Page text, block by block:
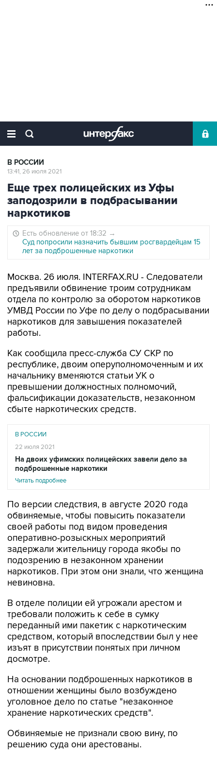
В РОССИИ
13:41, 26 июля 2021
Еще трех полицейских из Уфы
заподозрили в подбрасывании
наркотиков
Есть обновление от 18:32 →
Суд попросили назначить бывшим росгвардейцам 15
лет за подброшенные наркотики
Москва. 26 июля. INTERFAX.RU - Следователи
предъявили обвинение троим сотрудникам
отдела по контролю за оборотом наркотиков
УМВД России по Уфе по делу о подбрасывании
наркотиков для завышения показателей
работы.
Как сообщила пресс-служба СУ СКР по
республике, двоим оперуполномоченным и их
начальнику вменяются статьи УК о
превышении должностных полномочий,
фальсификации доказательств, незаконном
сбыте наркотических средств.
В РОССИИ
22 июля 2021
На двоих уфимских полицейских завели дело за
подброшенные наркотики
Читать подробнее
По версии следствия, в августе 2020 года
обвиняемые, чтобы повысить показатели
своей работы под видом проведения
оперативно-розыскных мероприятий
задержали жительницу города якобы по
подозрению в незаконном хранении
наркотиков. При этом они знали, что женщина
невиновна.
В отделе полиции ей угрожали арестом и
требовали положить к себе в сумку
переданный ими пакетик с наркотическим
средством, который впоследствии был у нее
изъят в присутствии понятых при личном
досмотре.
На основании подброшенных наркотиков в
отношении женщины было возбуждено
уголовное дело по статье "незаконное
хранение наркотических средств".
Обвиняемые не признали свою вину, по
решению суда они арестованы.